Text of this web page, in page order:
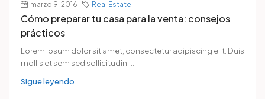
marzo 9, 2016 Real Estate
Cómo preparar tu casa para la venta: consejos
prácticos
Lorem ipsum dolor sit amet, consectetur adipiscing elit. Duis
mollis et sem sed sollicitudin....
Sigue leyendo